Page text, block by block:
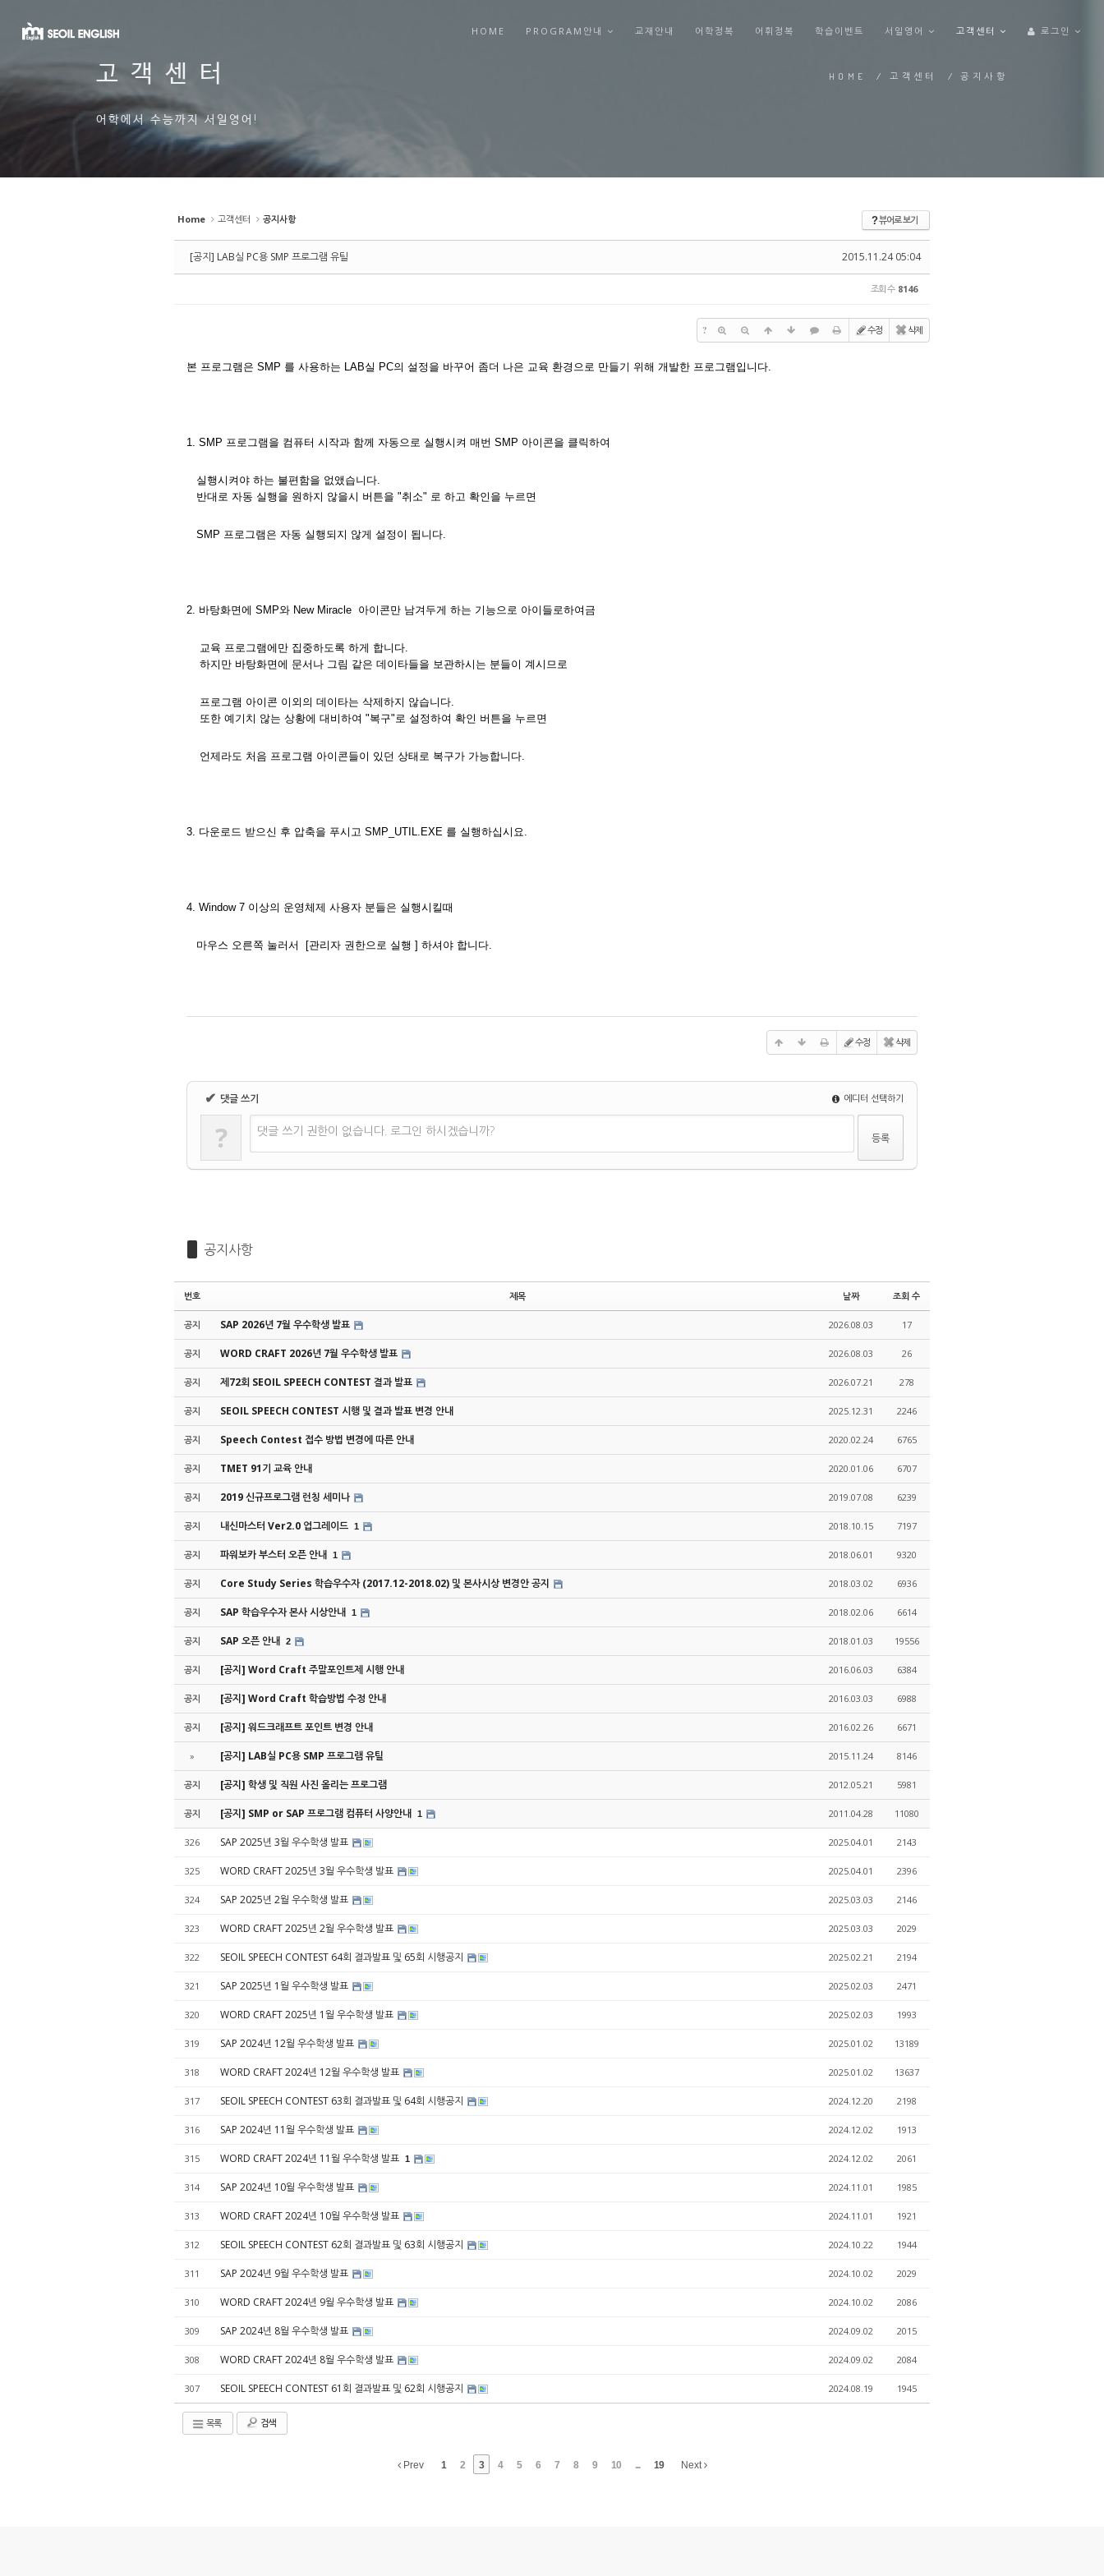
HOME PROGRAM안내 교재안내 어학정복 어휘정복 학습이벤트 서일영어 고객센터 로그인
고객센터
어학에서 수능까지 서일영어!
HOME /고객센터 /공지사항
Home 고객센터 공지사항 ?뷰어로 보기
2015.11.24 05:04
[공지] LAB실 PC용 SMP 프로그램 유틸
조회 수 8146
? 수정 삭제
본 프로그램은 SMP 를 사용하는 LAB실 PC의 설정을 바꾸어 좀더 나은 교육 환경으로 만들기 위해 개발한 프로그램입니다.
1. SMP 프로그램을 컴퓨터 시작과 함께 자동으로 실행시켜 매번 SMP 아이콘을 클릭하여
실행시켜야 하는 불편함을 없앴습니다.
반대로 자동 실행을 원하지 않을시 버튼을 "취소" 로 하고 확인을 누르면
SMP 프로그램은 자동 실행되지 않게 설정이 됩니다.
2. 바탕화면에 SMP와 New Miracle 아이콘만 남겨두게 하는 기능으로 아이들로하여금
교육 프로그램에만 집중하도록 하게 합니다.
하지만 바탕화면에 문서나 그림 같은 데이타들을 보관하시는 분들이 계시므로
프로그램 아이콘 이외의 데이타는 삭제하지 않습니다.
또한 예기치 않는 상황에 대비하여 "복구"로 설정하여 확인 버튼을 누르면
언제라도 처음 프로그램 아이콘들이 있던 상태로 복구가 가능합니다.
3. 다운로드 받으신 후 압축을 푸시고 SMP_UTIL.EXE 를 실행하십시요.
4. Window 7 이상의 운영체제 사용자 분들은 실행시킬때
마우스 오른쪽 눌러서 [관리자 권한으로 실행 ] 하셔야 합니다.
수정 삭제
✔ 댓글 쓰기 에디터 선택하기
? 댓글 쓰기 권한이 없습니다. 로그인 하시겠습니까?
공지사항
번호 제목 날짜 조회 수
공지 SAP 2026년 7월 우수학생 발표 2026.08.03 17
공지 WORD CRAFT 2026년 7월 우수학생 발표 2026.08.03 26
공지 제72회 SEOIL SPEECH CONTEST 결과 발표 2026.07.21 278
공지 SEOIL SPEECH CONTEST 시행 및 결과 발표 변경 안내 2025.12.31 2246
공지 Speech Contest 접수 방법 변경에 따른 안내 2020.02.24 6765
공지 TMET 91기 교육 안내 2020.01.06 6707
공지 2019 신규프로그램 런칭 세미나 2019.07.08 6239
공지 내신마스터 Ver2.0 업그레이드 1 2018.10.15 7197
공지 파워보카 부스터 오픈 안내 1 2018.06.01 9320
공지 Core Study Series 학습우수자 (2017.12-2018.02) 및 본사시상 변경안 공지 2018.03.02 6936
공지 SAP 학습우수자 본사 시상안내 1 2018.02.06 6614
공지 SAP 오픈 안내 2 2018.01.03 19556
공지 [공지] Word Craft 주말포인트제 시행 안내 2016.06.03 6384
공지 [공지] Word Craft 학습방법 수정 안내 2016.03.03 6988
공지 [공지] 워드크래프트 포인트 변경 안내 2016.02.26 6671
» [공지] LAB실 PC용 SMP 프로그램 유틸 2015.11.24 8146
공지 [공지] 학생 및 직원 사진 올리는 프로그램 2012.05.21 5981
공지 [공지] SMP or SAP 프로그램 컴퓨터 사양안내 1 2011.04.28 11080
326 SAP 2025년 3월 우수학생 발표 2025.04.01 2143
325 WORD CRAFT 2025년 3월 우수학생 발표 2025.04.01 2396
324 SAP 2025년 2월 우수학생 발표 2025.03.03 2146
323 WORD CRAFT 2025년 2월 우수학생 발표 2025.03.03 2029
322 SEOIL SPEECH CONTEST 64회 결과발표 및 65회 시행공지 2025.02.21 2194
321 SAP 2025년 1월 우수학생 발표 2025.02.03 2471
320 WORD CRAFT 2025년 1월 우수학생 발표 2025.02.03 1993
319 SAP 2024년 12월 우수학생 발표 2025.01.02 13189
318 WORD CRAFT 2024년 12월 우수학생 발표 2025.01.02 13637
317 SEOIL SPEECH CONTEST 63회 결과발표 및 64회 시행공지 2024.12.20 2198
316 SAP 2024년 11월 우수학생 발표 2024.12.02 1913
315 WORD CRAFT 2024년 11월 우수학생 발표 1 2024.12.02 2061
314 SAP 2024년 10월 우수학생 발표 2024.11.01 1985
313 WORD CRAFT 2024년 10월 우수학생 발표 2024.11.01 1921
312 SEOIL SPEECH CONTEST 62회 결과발표 및 63회 시행공지 2024.10.22 1944
311 SAP 2024년 9월 우수학생 발표 2024.10.02 2029
310 WORD CRAFT 2024년 9월 우수학생 발표 2024.10.02 2086
309 SAP 2024년 8월 우수학생 발표 2024.09.02 2015
308 WORD CRAFT 2024년 8월 우수학생 발표 2024.09.02 2084
307 SEOIL SPEECH CONTEST 61회 결과발표 및 62회 시행공지 2024.08.19 1945
목록 검색
Prev 1 2 3 4 5 6 7 8 9 10 ... 19 Next
Sketchbook5, 스케치북5